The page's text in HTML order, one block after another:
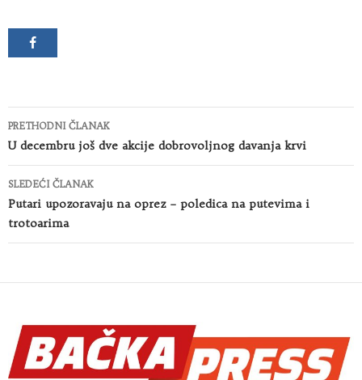
Kretanje
članaka
PRETHODNI ČLANAK
U decembru još dve akcije dobrovoljnog davanja krvi
SLEDEĆI ČLANAK
Putari upozoravaju na oprez – poledica na putevima i
trotoarima